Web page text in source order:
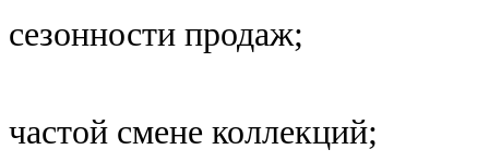
сезонности продаж;
частой смене коллекций;